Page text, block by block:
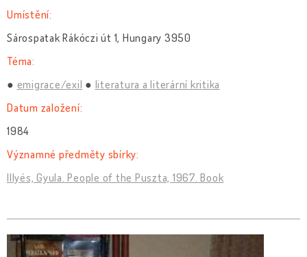
Umístění:
Sárospatak Rákóczi út 1, Hungary 3950
Téma:
emigrace/exil
literatura a literární kritika
Datum založení:
1984
Významné předměty sbírky:
Illyés, Gyula. People of the Puszta, 1967. Book